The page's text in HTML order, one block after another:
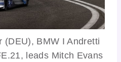
(DEU), BMW I Andretti
leads Mitch Evans